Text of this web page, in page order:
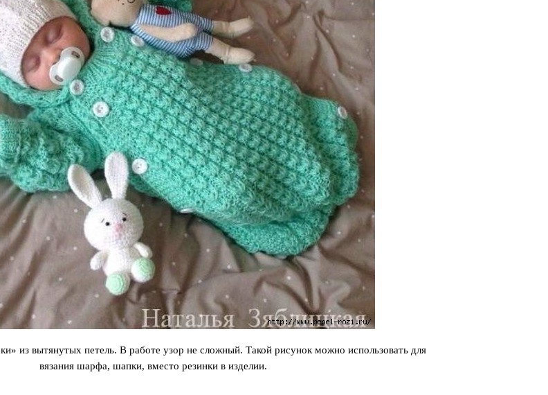
из вытянутых петель. В работе узор не сложный. Такой рисунок можно использовать для
вязания шарфа, шапки, вместо резинки в изделии.